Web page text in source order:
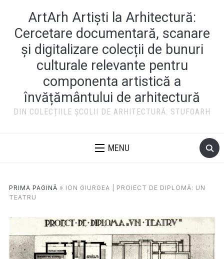
ArtArh Artiști la Arhitectură:
Cercetare documentară, scanare
și digitalizare colecții de bunuri
culturale relevante pentru
componenta artistică a
învățământului de arhitectură
DIN COLECȚIILE ȘCOLII DE ARHITECTURĂ: STUFOARH
MENU
PRIMA PAGINĂ » ION GIURGEA | PROIECT DE DIPLOMĂ: UN
TEATRU